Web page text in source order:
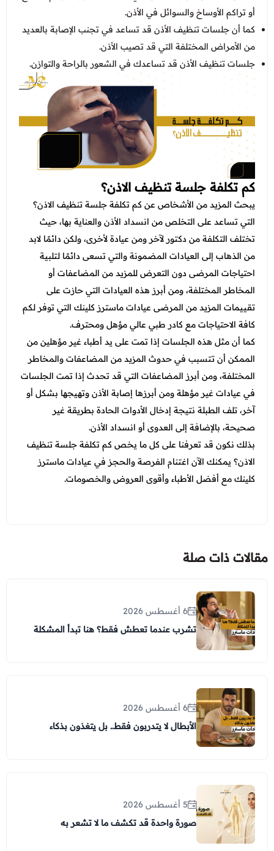
أو تراكم الأوساخ والسوائل في الأذن.
كما أن جلسات تنظيف الأذن قد تساعد في تجنب الإصابة بالعديد
من الأمراض المختلفة التي قد تصيب الأذن.
جلسات تنظيف الأذن قد تساعدك في الشعور بالراحة والتوازن.
كم تكلفة جلسة تنظيف الاذن؟
يبحث المزيد من الأشخاص عن كم تكلفة جلسة تنظيف الاذن؟
التي تساعد على التخلص من انسداد الأذن والعناية بها، حيث
تختلف التكلفة من دكتور لآخر ومن عيادة لأخرى، ولكن دائمًا لابد
من الذهاب إلى العيادات المضمونة والتي تسعى دائمًا لتلبية
احتياجات المرضى دون التعرض للمزيد من المضاعفات أو
المخاطر المختلفة، ومن أبرز هذه العيادات التي حازت على
تقييمات المزيد من المرضى عيادات ماسترز كلينك التي توفر لكم
كافة الاحتياجات مع كادر طبي عالي مؤهل ومحترف.
كما أن مثل هذه الجلسات إذا تمت على يد أطباء غير مؤهلين من
الممكن أن تتسبب في حدوث المزيد من المضاعفات والمخاطر
المختلفة، ومن أبرز المضاعفات التي قد تحدث إذا تمت الجلسات
في عيادات غير مؤهلة ومن أبرزها إصابة الأذن وتهيجها بشكل أو
آخر، تلف الطبلة نتيجة إدخال الأدوات الحادة بطريقة غير
صحيحة، بالإضافة إلى العدوى أو انسداد الأذن.
بذلك نكون قد تعرفنا على كل ما يخص كم تكلفة جلسة تنظيف
الاذن؟ يمكنك الآن اغتنام الفرصة والحجز في عيادات ماسترز
كلينك مع أفضل الأطباء وأقوى العروض والخصومات.
مقالات ذات صلة
6 أغسطس 2026
تشرب عندما تعطش فقط؟ هنا تبدأ المشكلة
6 أغسطس 2026
الأبطال لا يتدربون فقط.. بل يتغذون بذكاء
5 أغسطس 2026
صورة واحدة قد تكشف ما لا تشعر به